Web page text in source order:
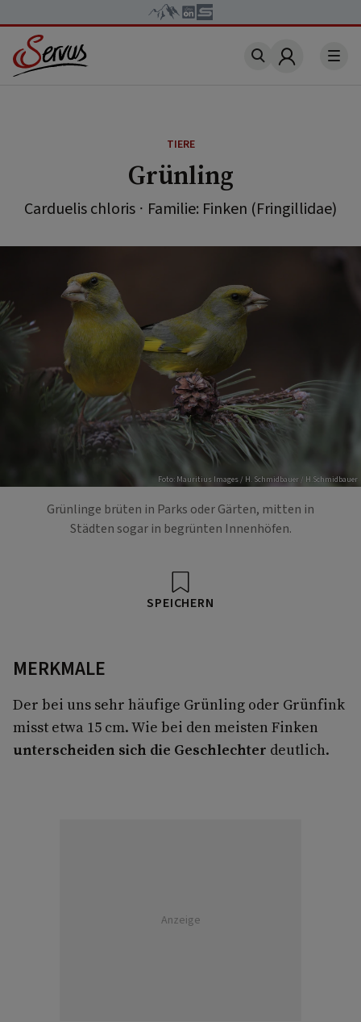
Account
TIERE
Grünling
Carduelis chloris · Familie: Finken (Fringillidae)
Foto: Mauritius Images / H. Schmidbauer / H.Schmidbauer
Grünlinge brüten in Parks oder Gärten, mitten in
Städten sogar in begrünten Innenhöfen.
SPEICHERN
MERKMALE
Der bei uns sehr häufige Grünling oder Grünfink
misst etwa 15 cm. Wie bei den meisten Finken
unterscheiden sich die Geschlechter deutlich.
Anzeige